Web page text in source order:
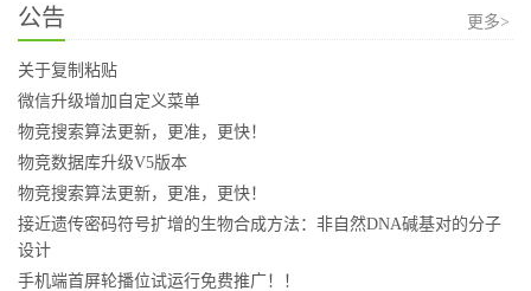
公告 更多>
关于复制粘贴
微信升级增加自定义菜单
物竞搜索算法更新，更准，更快！
物竞数据库升级V5版本
物竞搜索算法更新，更准，更快！
接近遗传密码符号扩增的生物合成方法：非自然DNA碱基对的分子
设计
手机端首屏轮播位试运行免费推广！！